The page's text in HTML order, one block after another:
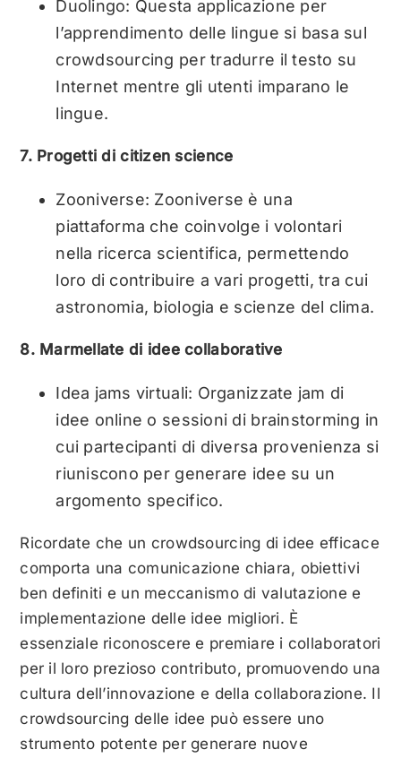
Duolingo: Questa applicazione per
l’apprendimento delle lingue si basa sul
crowdsourcing per tradurre il testo su
Internet mentre gli utenti imparano le
lingue.
7. Progetti di citizen science
Zooniverse: Zooniverse è una
piattaforma che coinvolge i volontari
nella ricerca scientifica, permettendo
loro di contribuire a vari progetti, tra cui
astronomia, biologia e scienze del clima.
8. Marmellate di idee collaborative
Idea jams virtuali: Organizzate jam di
idee online o sessioni di brainstorming in
cui partecipanti di diversa provenienza si
riuniscono per generare idee su un
argomento specifico.
Ricordate che un crowdsourcing di idee efficace
comporta una comunicazione chiara, obiettivi
ben definiti e un meccanismo di valutazione e
implementazione delle idee migliori. È
essenziale riconoscere e premiare i collaboratori
per il loro prezioso contributo, promuovendo una
cultura dell’innovazione e della collaborazione. Il
crowdsourcing delle idee può essere uno
strumento potente per generare nuove